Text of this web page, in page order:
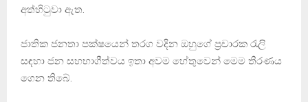
අත්හිටුවා ඇත.
ජාතික ජනතා පක්ෂයෙන් තරග වදින ඔහුගේ ප්‍රචාරක රැලි
සඳහා ජන සහභාගීත්වය ඉතා අවම හේතුවෙන් මෙම තීරණය
ගෙන තිබේ.